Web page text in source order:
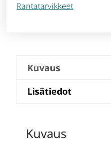
Rantatarvikkeet
Kuvaus
Lisätiedot
Kuvaus